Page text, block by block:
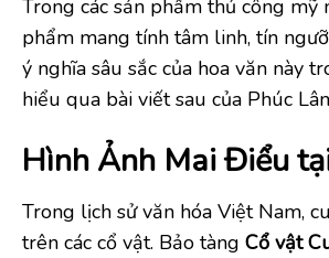
Trong các sản phẩm thủ công
phẩm mang tính tâm linh, tín
ý nghĩa sâu sắc của hoa văn này
hiểu qua bài viết sau của Phúc
Hình Ảnh Mai Điểu
Trong lịch sử văn hóa Việt Nam,
trên các cổ vật. Bảo tàng Cổ vật